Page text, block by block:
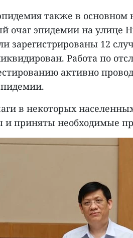
также в основном
очаг эпидемии на улице
зарегистрированы 12
Работа по
активно
в некоторых
и приняты необходимые